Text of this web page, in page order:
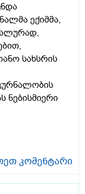
ექიმმა,
სახსრის
ნებისმიერი
კომენტარი